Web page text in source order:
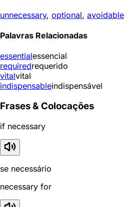
unnecessary, optional, avoidable
Palavras Relacionadas
essentialessencial
requiredrequerido
vitalvital
indispensableindispensável
Frases & Colocações
if necessary
se necessário
necessary for